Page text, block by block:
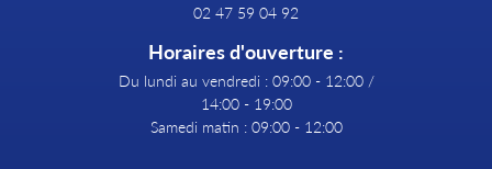
02 47 59 04 92
Horaires d'ouverture :
Du lundi au vendredi : 09:00 - 12:00 /
14:00 - 19:00
Samedi matin : 09:00 - 12:00